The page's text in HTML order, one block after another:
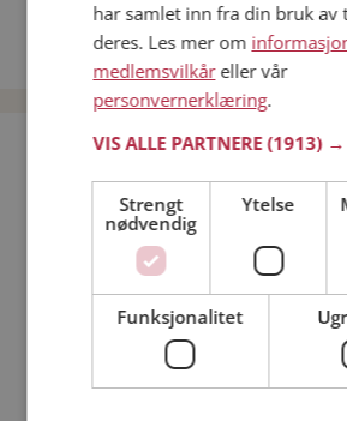
Date kvinner i Norge
Date menn i Norge
Bli medlem
Jeg er en:
har samlet inn fra din bruk av
deres. Les mer om
medlemsvilkåreller vår
personvernerklæring.
VIS ALLE PARTNERE(1913) →
Strengt
nødvendig
Ytelse
Funksjonalitet